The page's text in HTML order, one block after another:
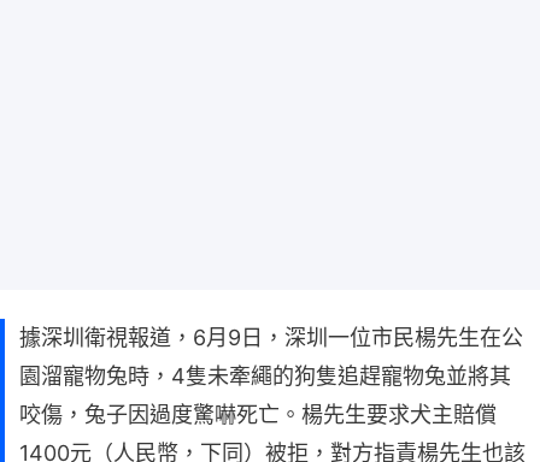
據深圳衛視報道，6月9日，深圳一位市民楊先生在公
園溜寵物兔時，4隻未牽繩的狗隻追趕寵物兔並將其
咬傷，兔子因過度驚嚇死亡。楊先生要求犬主賠償
1400元（人民幣，下同）被拒，對方指責楊先生也該